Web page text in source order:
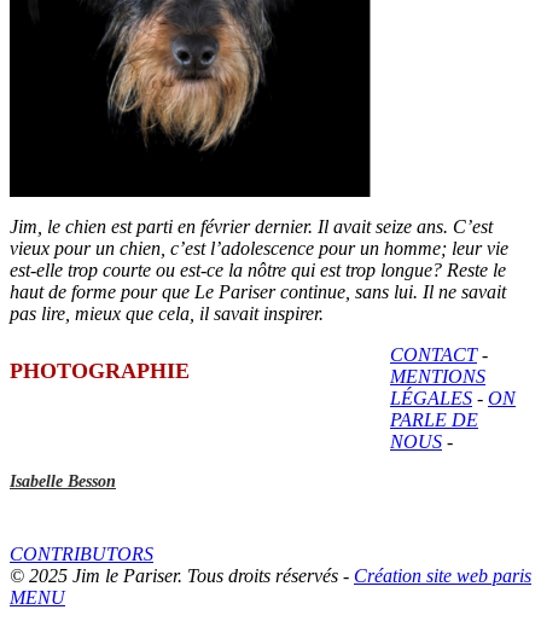
Jim, le chien est parti en février dernier. Il avait seize ans. C’est
vieux pour un chien, c’est l’adolescence pour un homme; leur vie
est-elle trop courte ou est-ce la nôtre qui est trop longue? Reste le
haut de forme pour que Le Pariser continue, sans lui. Il ne savait
pas lire, mieux que cela, il savait inspirer.
PHOTOGRAPHIE
Isabelle Besson
CONTACT-
MENTIONS
LÉGALES - ON
PARLE DE
NOUS -
CONTRIBUTORS
© 2025 Jim le Pariser. Tous droits réservés - Création site web paris
MENU